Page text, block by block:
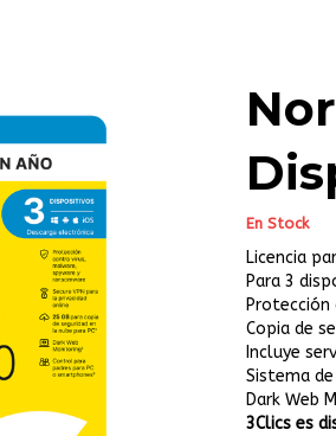
En Stock
Licencia
Para 3
Copia de
Incluye
Sistema
Dark Web
3Clics es